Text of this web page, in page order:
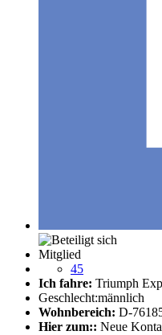
Mitglied
45
Ich fahre: Triumph
Geschlecht:männlich
Wohnbereich: D-
Hier zum:: Neue